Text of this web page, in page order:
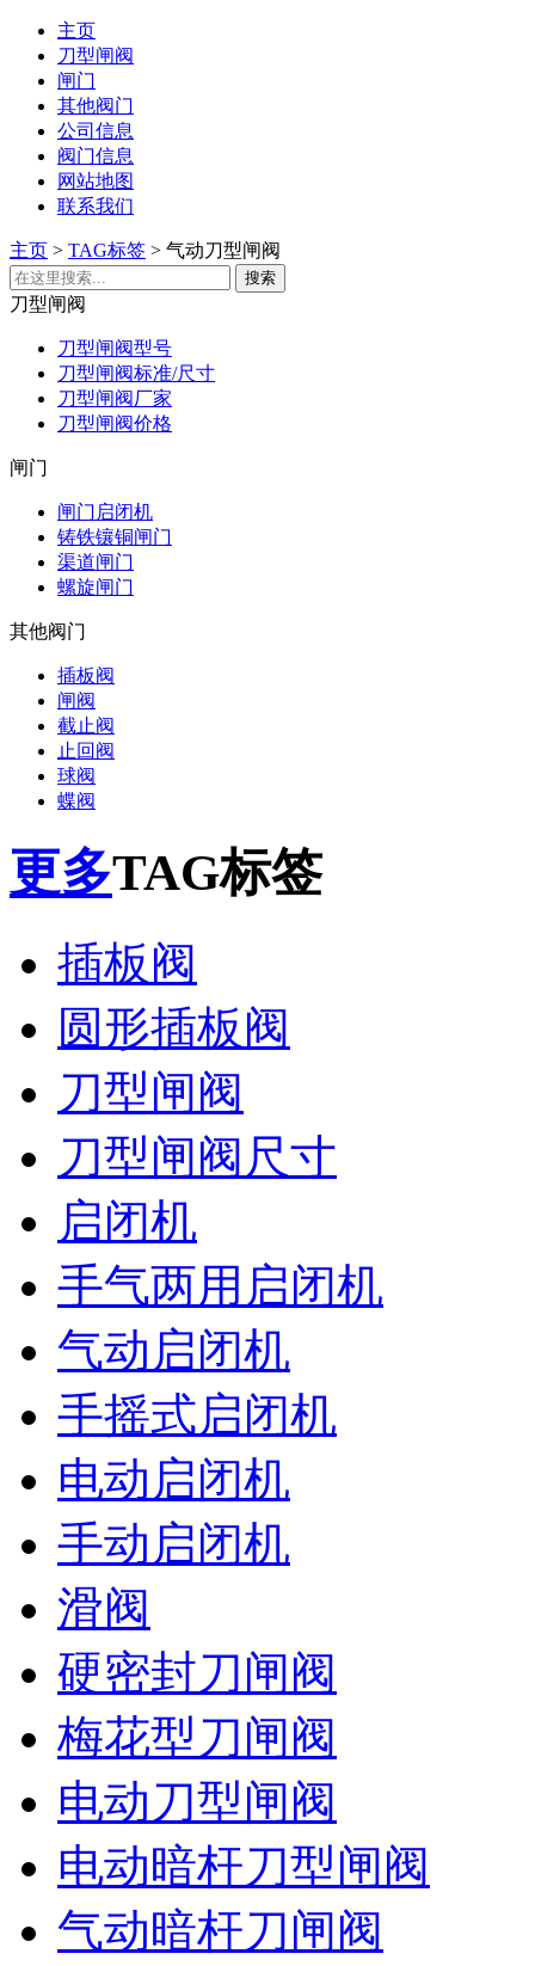
主页
刀型闸阀
闸门
其他阀门
公司信息
阀门信息
网站地图
联系我们
主页 > TAG标签 > 气动刀型闸阀
刀型闸阀
刀型闸阀型号
刀型闸阀标准/尺寸
刀型闸阀厂家
刀型闸阀价格
闸门
闸门启闭机
铸铁镶铜闸门
渠道闸门
螺旋闸门
其他阀门
插板阀
闸阀
截止阀
止回阀
球阀
蝶阀
更多TAG标签
插板阀
圆形插板阀
刀型闸阀
刀型闸阀尺寸
启闭机
手气两用启闭机
气动启闭机
手摇式启闭机
电动启闭机
手动启闭机
滑阀
硬密封刀闸阀
梅花型刀闸阀
电动刀型闸阀
电动暗杆刀型闸阀
气动暗杆刀闸阀